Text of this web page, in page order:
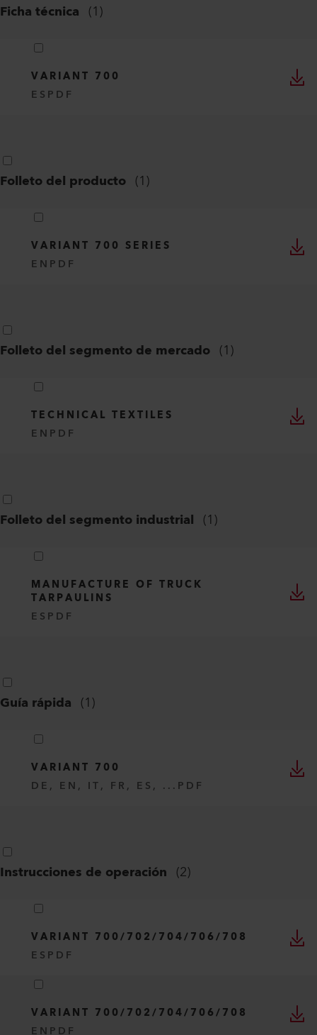
Ficha técnica (1)
VARIANT 700
ES PDF
Folleto del producto (1)
VARIANT 700 SERIES
EN PDF
Folleto del segmento de mercado (1)
TECHNICAL TEXTILES
EN PDF
Folleto del segmento industrial (1)
MANUFACTURE OF TRUCK
TARPAULINS
ES PDF
Guía rápida (1)
VARIANT 700
DE, EN, IT, FR, ES, ... PDF
Instrucciones de operación (2)
VARIANT 700/702/704/706/708
ES PDF
VARIANT 700/702/704/706/708
EN PDF